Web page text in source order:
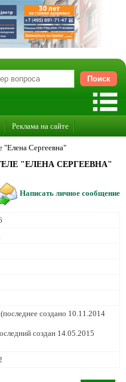
Реклама на сайте
"Елена Сергеевна"
"ЕЛЕНА СЕРГЕЕВНА"
Написать личное сообщение
создано 10.11.2014
создан 14.05.2015